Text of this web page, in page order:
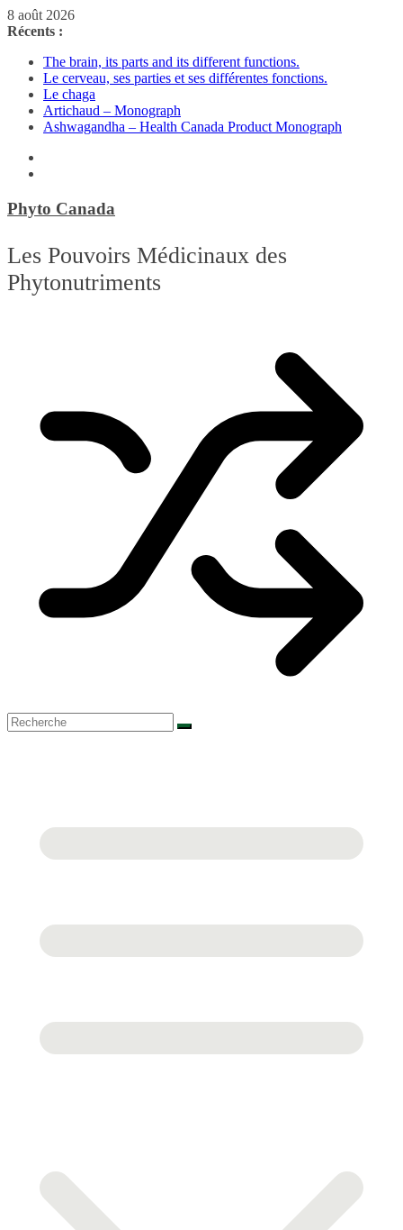
Passer
au
8 août 2026
Récents :
The brain, its parts and its different functions.
Le cerveau, ses parties et ses différentes fonctions.
Le chaga
Artichaud – Monograph
Ashwagandha – Health Canada Product Monograph
Phyto Canada
Les Pouvoirs Médicinaux des
Phytonutriments